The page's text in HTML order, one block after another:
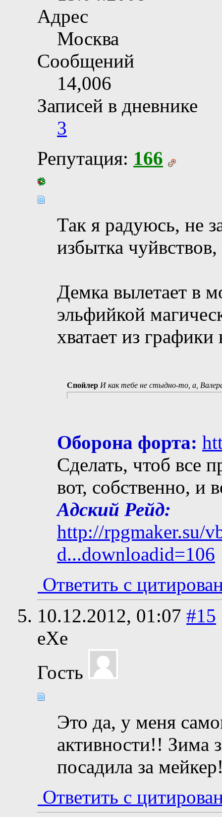
Адрес
Москва
Сообщений
14,006
Записей в дневнике
3
Репутация: 166
Так я радуюсь, не
избытка
Демка вылетает в
эльфийкой
хватает из
Спойлер И как тебе не стыдно-то, а,
Оборона форта:
Сделать, чтоб все
вот, собственно, и
Адский Рейд:
http://rpgmaker.su/
d...downloadid=106
Ответить с
10.12.2012, 01:07 #15
eXe
Гость
Это да, у меня
активности!! Зима
посадила за
Ответить с